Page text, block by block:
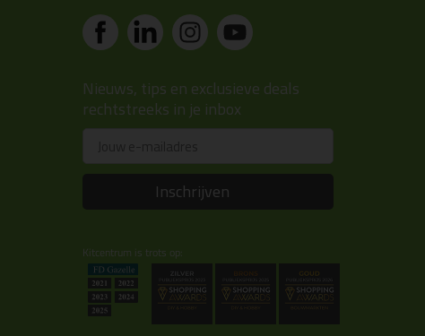
Nieuws, tips en exclusieve deals
rechtstreeks in je inbox
Inschrijven
Kitcentrum is trots op: